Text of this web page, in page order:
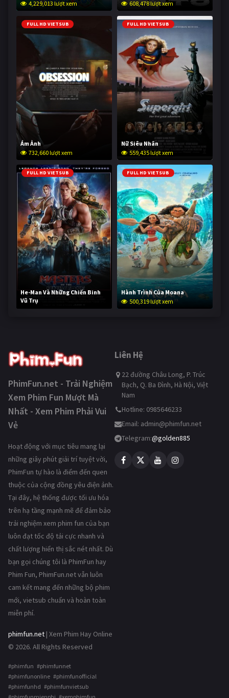
4,229,013 lượt xem 608,478 lượt xem
FULL HD VIETSUB
Ám Ảnh
732,660 lượt xem
FULL HD VIETSUB
Nữ Siêu Nhân
559,435 lượt xem
FULL HD VIETSUB
He-Man Và Những Chiến Binh
Vũ Trụ
249,906 lượt xem
FULL HD VIETSUB
Hành Trình Của Moana
500,319 lượt xem
PhimFun.net - Trải Nghiệm
Xem Phim Fun Mượt Mà
Nhất - Xem Phim Phải Vui
Vẻ
Hoạt động với mục tiêu mang lại
những giây phút giải trí tuyệt vời,
PhimFun tự hào là điểm đến quen
thuộc của cộng đồng yêu điện ảnh.
Tại đây, hệ thống được tối ưu hóa
trên hạ tầng mạnh mẽ để đảm bảo
trải nghiệm xem phim fun của bạn
luôn đạt tốc độ tải cực nhanh và
chất lượng hiển thị sắc nét nhất. Dù
bạn gọi chúng tôi là PhimFun hay
Phim Fun, PhimFun.net vẫn luôn
cam kết mang đến những bộ phim
mới, vietsub chuẩn và hoàn toàn
miễn phí.
phimfun.net | Xem Phim Hay Online
© 2026. All Rights Reserved
#phimfun #phimfunnet
#phimfunonline #phimfunofficial
#phimfunhd #phimfunvietsub
Liên Hệ
22 đường Châu Long, P. Trúc
Bạch, Q. Ba Đình, Hà Nội, Việt
Nam
Hotline: 0985646233
Email: admin@phimfun.net
Telegram:@golden885